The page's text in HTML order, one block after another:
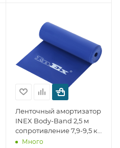
Ленточный амортизатор
INEX Body-Band 2,5 м
сопротивление 7,9-9,5 кг
№ 27682
Много